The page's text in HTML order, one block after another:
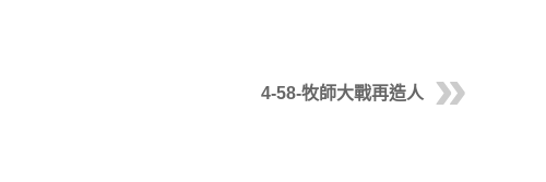
4-58-牧師大戰再造人